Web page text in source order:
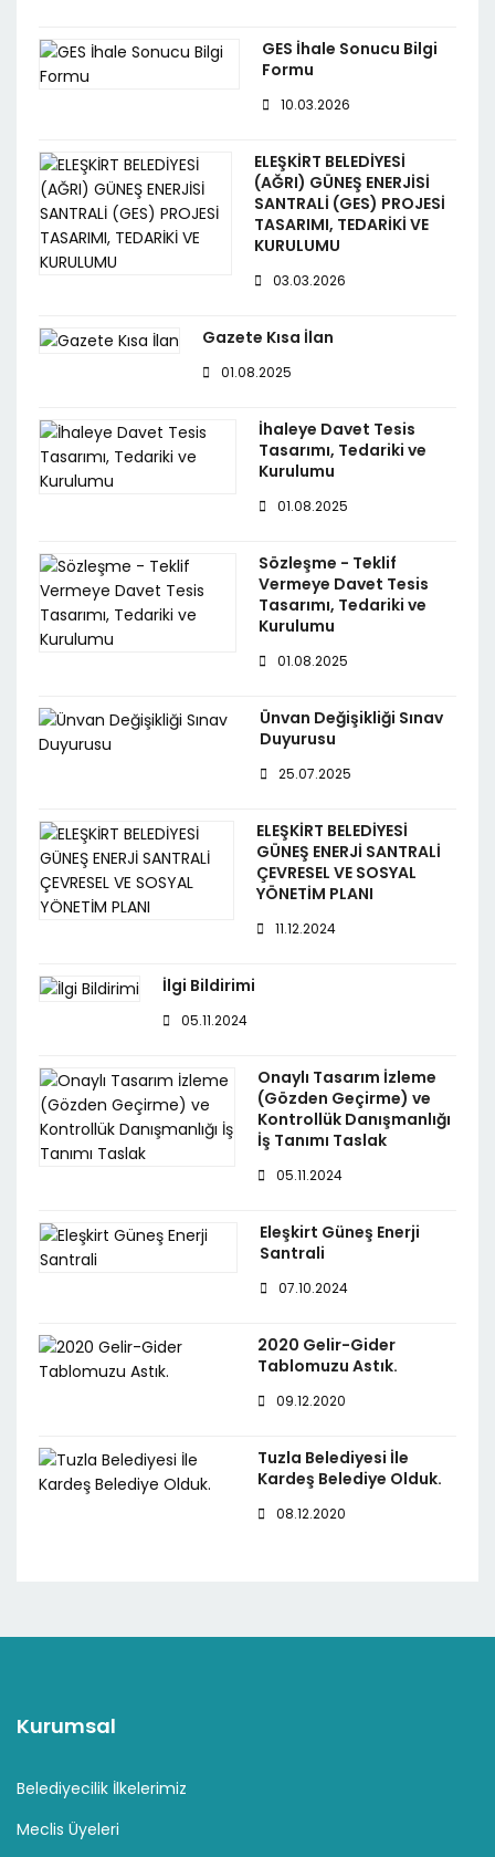
GES İhale Sonucu Bilgi
Formu
10.03.2026
ELEŞKİRT BELEDİYESİ
(AĞRI) GÜNEŞ ENERJİSİ
SANTRALİ (GES) PROJESİ
TASARIMI, TEDARİKİ VE
KURULUMU
03.03.2026
Gazete Kısa İlan
01.08.2025
İhaleye Davet Tesis
Tasarımı, Tedariki ve
Kurulumu
01.08.2025
Sözleşme - Teklif
Vermeye Davet Tesis
Tasarımı, Tedariki ve
Kurulumu
01.08.2025
Ünvan Değişikliği Sınav
Duyurusu
25.07.2025
ELEŞKİRT BELEDİYESİ
GÜNEŞ ENERJİ SANTRALİ
ÇEVRESEL VE SOSYAL
YÖNETİM PLANI
11.12.2024
İlgi Bildirimi
05.11.2024
Onaylı Tasarım İzleme
(Gözden Geçirme) ve
Kontrollük Danışmanlığı
İş Tanımı Taslak
05.11.2024
Eleşkirt Güneş Enerji
Santrali
07.10.2024
2020 Gelir-Gider
Tablomuzu Astık.
09.12.2020
Tuzla Belediyesi İle
Kardeş Belediye Olduk.
08.12.2020
Kurumsal
Belediyecilik İlkelerimiz
Meclis Üyeleri